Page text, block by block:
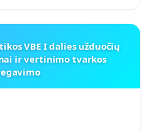
VBE I dalies užduočių
ir vertinimo tvarkos